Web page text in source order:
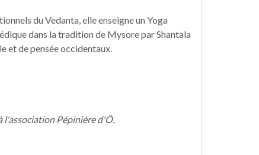
du Vedanta, elle enseigne un Yoga
dans la tradition de Mysore par Shantala
et de pensée occidentaux.
l'association Pépinière d'Ô.